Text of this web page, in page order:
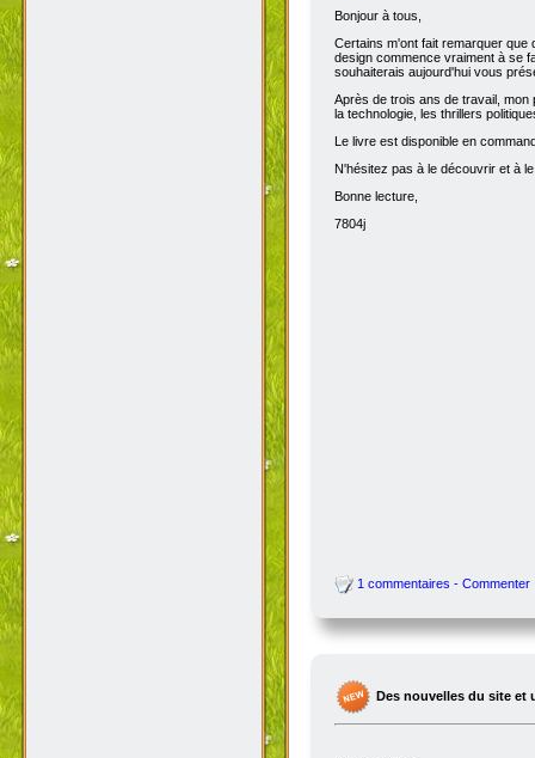
Bonjour à tous,
Certains m'ont fait remarquer que
design commence vraiment à se
souhaiterais aujourd'hui vous
Après de trois ans de travail,
la technologie, les thrillers
Le livre est disponible en
N'hésitez pas à le découvrir et à
Bonne lecture,
7804j
1 commentaires - Commenter
Des nouvelles du site